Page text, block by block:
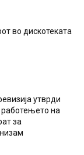
во дискотеката
утврди
работењето на
за